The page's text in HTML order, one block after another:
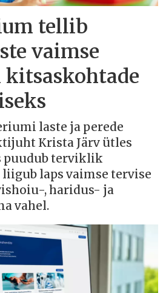
tellib
vaimse
kitsaskohtade
laste ja perede
Krista Järv ütles
puudub terviklik
liigub laps vaimse tervise
, haridus- ja
vahel.